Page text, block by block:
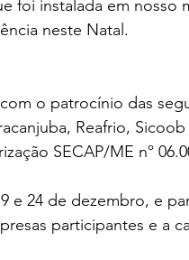
foi instalada em nosso
neste Natal.
o patrocínio das
Reafrio,
SECAP/ME nº
e 24 de dezembro, e
participantes e a